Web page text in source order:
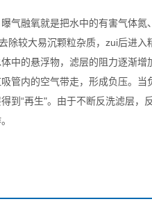
气融氧就是把水中的有害气体氮
除较大易沉颗粒杂质，zui后进入
中的悬浮物，滤层的阻力逐渐增
管内的空气带走，形成负压。当
到“再生"。由于不断反洗滤层，